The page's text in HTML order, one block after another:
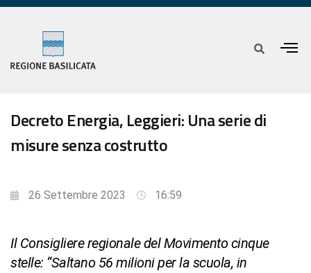
Decreto Energia, Leggieri: Una serie di
misure senza costrutto
26 Settembre 2023 16:59
Il Consigliere regionale del Movimento cinque
stelle: “Saltano 56 milioni per la scuola, in